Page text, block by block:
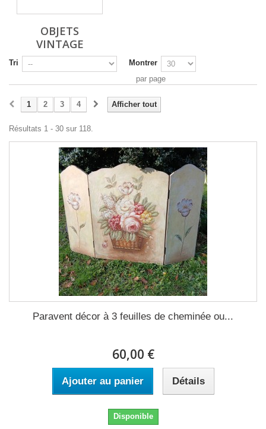
OBJETS
VINTAGE
Tri
Montrer
par page
Afficher tout
1 2 3 4
Résultats 1 - 30 sur 118.
Paravent décor à 3 feuilles de cheminée ou...
60,00 €
Ajouter au panier Détails
Disponible